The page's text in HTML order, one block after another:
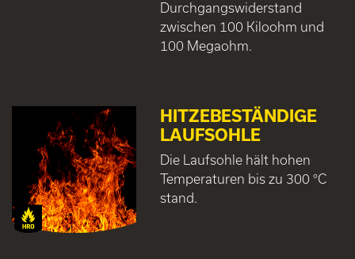
Durchgangswiderstand
zwischen 100 Kiloohm und
100 Megaohm.
HITZEBESTÄNDIGE
LAUFSOHLE
Die Laufsohle hält hohen
Temperaturen bis zu 300 °C
stand.